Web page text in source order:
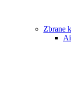
Zbrane